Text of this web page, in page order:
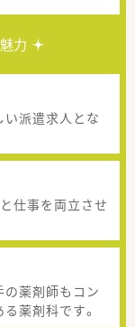
力
い派遣求人とな
仕事を両立させ
の薬剤師もコン
薬剤科です。